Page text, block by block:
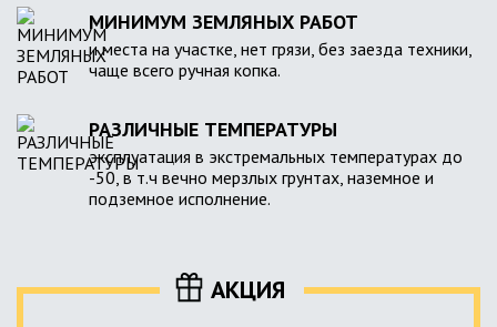
МИНИМУМ ЗЕМЛЯНЫХ РАБОТ
и места на участке, нет грязи, без заезда техники,
чаще всего ручная копка.
РАЗЛИЧНЫЕ ТЕМПЕРАТУРЫ
эксплуатация в экстремальных температурах до
-50, в т.ч вечно мерзлых грунтах, наземное и
подземное исполнение.
АКЦИЯ